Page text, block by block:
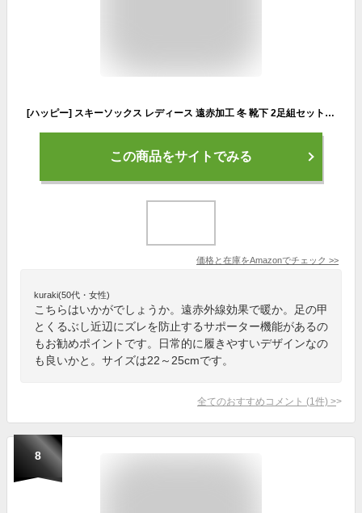
[ハッピー] スキーソックス レディース 遠赤加工 冬 靴下 2足組セット スポーツソックス レディースサイズ 22～25cm
この商品をサイトでみる
価格と在庫をAmazonでチェック >>
kuraki(50代・女性)
こちらはいかがでしょうか。遠赤外線効果で暖か。足の甲
とくるぶし近辺にズレを防止するサポーター機能があるの
もお勧めポイントです。日常的に履きやすいデザインなの
も良いかと。サイズは22～25cmです。
全てのおすすめコメント (1 件) >
8